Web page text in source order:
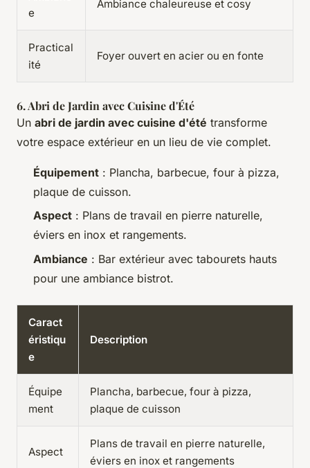
e
Ambiance chaleureuse et cosy
Practical
ité
Foyer ouvert en acier ou en fonte
6. Abri de Jardin avec Cuisine d'Été
Un abri de jardin avec cuisine d'été transforme
votre espace extérieur en un lieu de vie complet.
Équipement : Plancha, barbecue, four à pizza,
plaque de cuisson.
Aspect : Plans de travail en pierre naturelle,
éviers en inox et rangements.
Ambiance : Bar extérieur avec tabourets hauts
pour une ambiance bistrot.
Caract
éristiqu
e
Description
Équipe
ment
Plancha, barbecue, four à pizza,
plaque de cuisson
Aspect
Plans de travail en pierre naturelle,
éviers en inox et rangements